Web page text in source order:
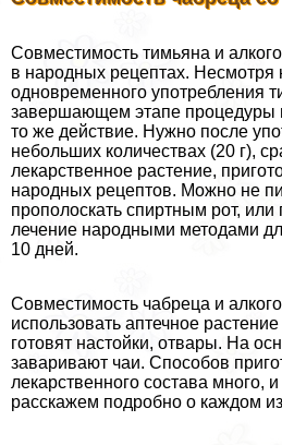
Совместимость тимьяна и
в народных рецептах. Несмотря
одновременного употрeбления
завершающем этапе процедуры
то же действие. Нужно после
небольших количествах (20 г),
лекарственное растение,
народных рецептов. Можно не
прополоскать спиртным рот,
лечение народными методами
10 дней.
Совместимость чабреца и
использовать аптечное
готовят настойки, отвары. На
заваривают чаи. Способов
лекарственного состава много,
расскажем подробно о каждом